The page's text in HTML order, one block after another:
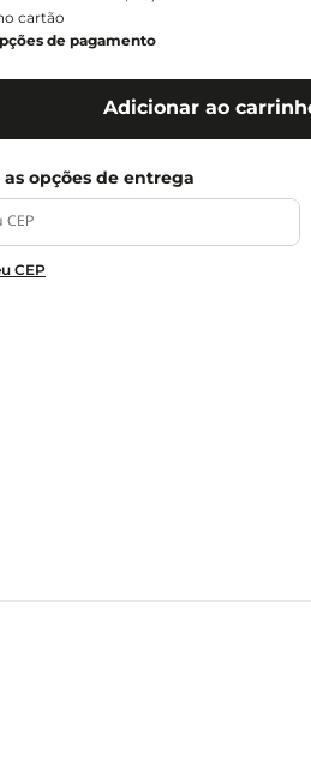
cartão
de pagamento
Adicionar ao
CEP